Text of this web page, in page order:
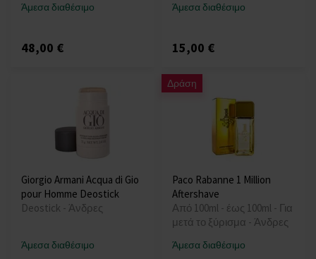
Άμεσα διαθέσιμο
48,00 €
Άμεσα διαθέσιμο
15,00 €
Giorgio Armani Acqua di Gio
pour Homme Deostick
Deostick - Άνδρες
Άμεσα διαθέσιμο
Δράση
Paco Rabanne 1 Million
Aftershave
Από 100ml - έως 100ml - Για
μετά το ξύρισμα - Άνδρες
Άμεσα διαθέσιμο